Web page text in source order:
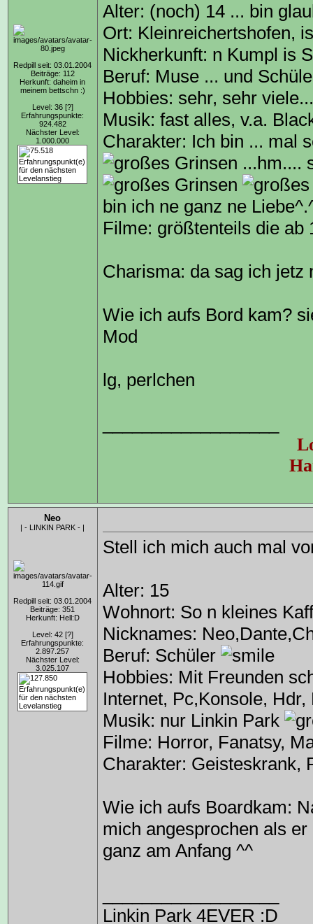
Redpill seit: 03.01.2004
Beiträge: 112
Herkunft: daheim in
meinem bettschn :)
Level: 36 [?]
Erfahrungspunkte:
924.482
Nächster Level:
1.000.000
Alter: (noch) 14 ... bin
Ort: Kleinreichertshofen,
Nickherkunft: n Kumpl is
Beruf: Muse ... und
Hobbies: sehr, sehr viele...
Musik: fast alles, v.a.
Charakter: Ich bin ... mal
...hm....
bin ich ne ganz ne
Filme: größtenteils die ab
Charisma: da sag ich
Wie ich aufs Bord kam?
Mod
lg, perlchen
Neo
| - LINKIN PARK - |
Redpill seit: 03.01.2004
Beiträge: 351
Herkunft: Hell:D
Level: 42 [?]
Erfahrungspunkte:
2.897.257
Nächster Level:
3.025.107
Stell ich mich auch mal
Alter: 15
Wohnort: So n kleines
Nicknames:
Beruf: Schüler
Hobbies: Mit Freunden
Internet, Pc,Konsole,
Musik: nur Linkin Park
Filme: Horror, Fanatsy,
Charakter: Geisteskrank,
Wie ich aufs Boardkam:
mich angesprochen als
ganz am Anfang ^^
Linkin Park 4EVER :D